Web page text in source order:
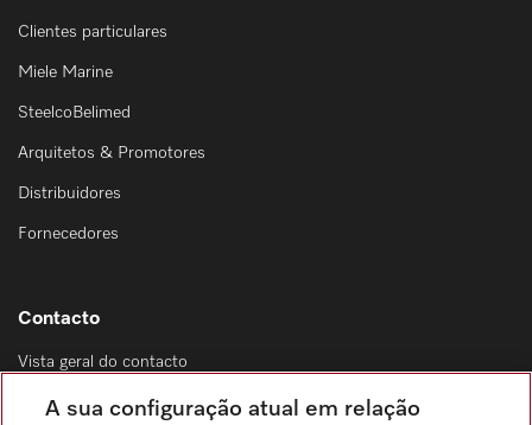
Clientes particulares
Miele Marine
SteelcoBelimed
Arquitetos & Promotores
Distribuidores
Fornecedores
Contacto
Vista geral do contacto
Distribuição & Serviço de assistência técnica
A sua configuração atual em relação